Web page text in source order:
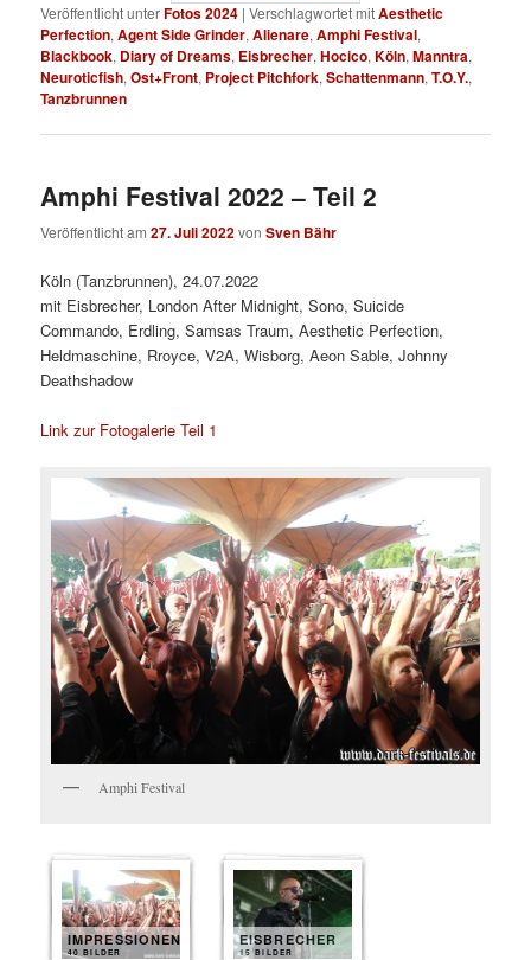
Veröffentlicht unterFotos 2024 |Verschlagwortet mitAesthetic
Perfection,Agent Side Grinder,Alienare,Amphi Festival,
Blackbook, Diary of Dreams, Eisbrecher,Hocico,Köln,Manntra,
Neuroticfish,Ost+Front, Project Pitchfork,Schattenmann,T.O.Y.,
Tanzbrunnen
Amphi Festival 2022 – Teil 2
Veröffentlicht am27. Juli 2022vonSven Bähr
Köln (Tanzbrunnen), 24.07.2022
mit Eisbrecher, London After Midnight, Sono, Suicide
Commando, Erdling, Samsas Traum, Aesthetic Perfection,
Heldmaschine, Rroyce, V2A, Wisborg, Aeon Sable, Johnny
Deathshadow
Link zur Fotogalerie Teil 1
Amphi Festival
IMPRESSIONEN
40 BILDER
EISBRECHER
15 BILDER